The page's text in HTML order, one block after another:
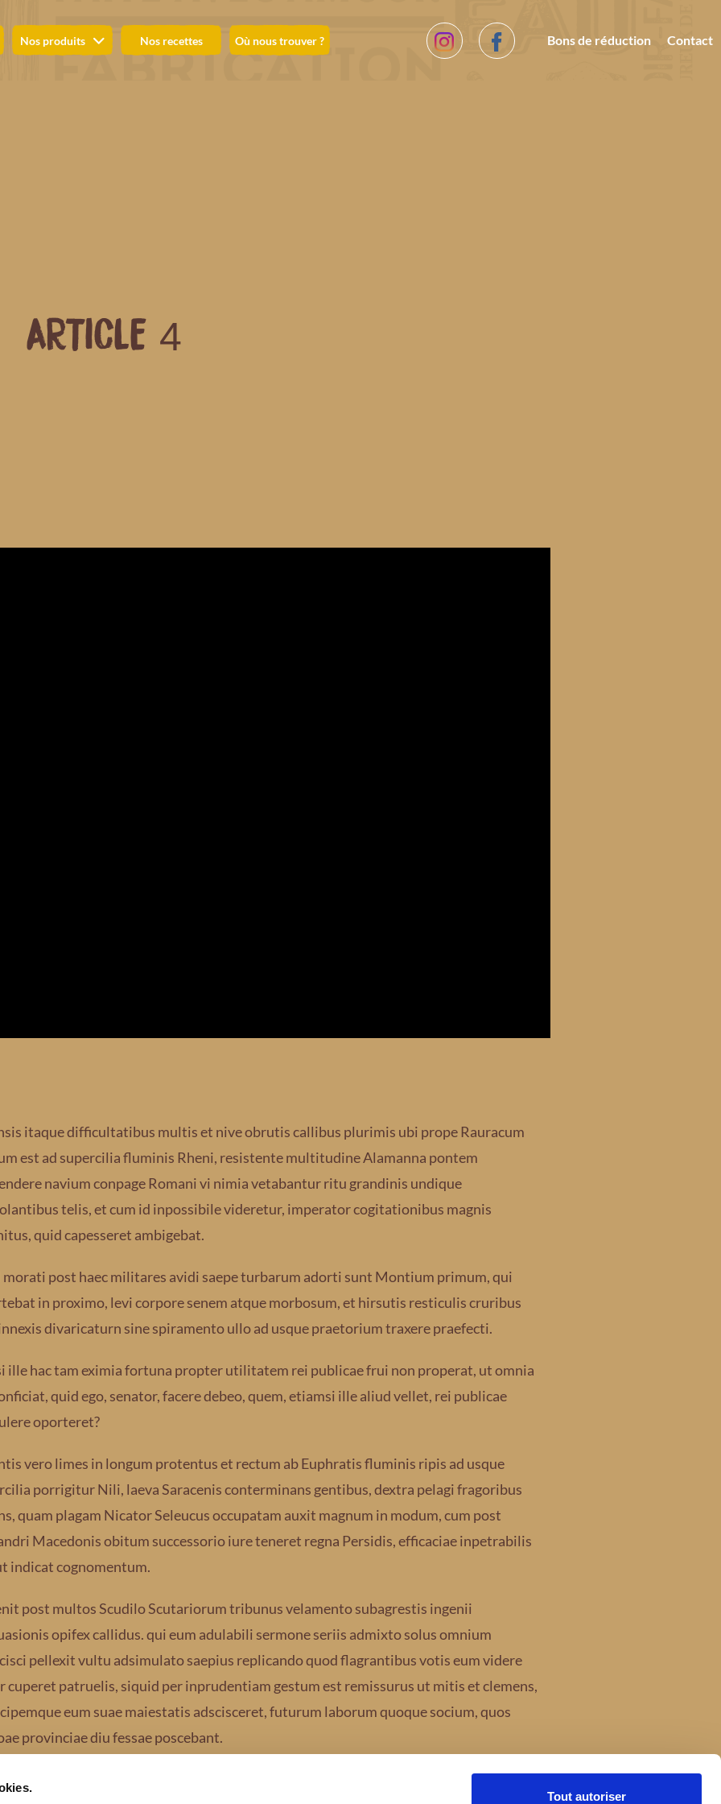
Tout autoriser
Nos produits Nos recettes Où nous trouver ? Bons de réduction Contact
ARTICLE 4
itaque difficultatibus multis et nive obrutis callibus plurimis ubi prope Rauracum
est ad supercilia fluminis Rheni, resistente multitudine Alamanna pontem
navium conpage Romani vi nimia vetabantur ritu grandinis undique
telis, et cum id inpossibile videretur, imperator cogitationibus magnis
quid capesseret ambigebat.
post haec militares avidi saepe turbarum adorti sunt Montium primum, qui
in proximo, levi corpore senem atque morbosum, et hirsutis resticulis cruribus
divaricaturn sine spiramento ullo ad usque praetorium traxere praefecti.
ille hac tam eximia fortuna propter utilitatem rei publicae frui non properat, ut omnia
quid ego, senator, facere debeo, quem, etiamsi ille aliud vellet, rei publicae
oporteret?
vero limes in longum protentus et rectum ab Euphratis fluminis ripis ad usque
porrigitur Nili, laeva Saracenis conterminans gentibus, dextra pelagi fragoribus
quam plagam Nicator Seleucus occupatam auxit magnum in modum, cum post
Macedonis obitum successorio iure teneret regna Persidis, efficaciae inpetrabilis
indicat cognomentum.
post multos Scudilo Scutariorum tribunus velamento subagrestis ingenii
opifex callidus. qui eum adulabili sermone seriis admixto solus omnium
pellexit vultu adsimulato saepius replicando quod flagrantibus votis eum videre
cuperet patruelis, siquid per inprudentiam gestum est remissurus ut mitis et clemens,
eum suae maiestatis adscisceret, futurum laborum quoque socium, quos
provinciae diu fessae poscebant.